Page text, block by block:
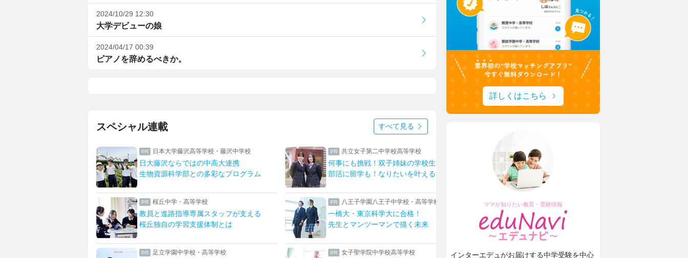
2024/10/29 12:30
大学デビューの娘
2024/04/17 00:39
ピアノを辞めるべきか。
スペシャル連載 すべて見る
共立女子第二中学校高等学校
何事にも挑戦！双子姉妹の学校生活
部活に留学も！なりたいを叶える学校
八王子学園八王子中学校・高等学校
一橋大・東京科学大に合格！
先生とマンツーマンで描く未来
女子聖学院中学校高等学校
上野学園中学校・高等学校
ハープやフルート！ひとり一つの楽器
上野ならではのフィールドワーク
瀧野川女子学園中学高等学校
生成AIを“アシスタント”に
発想を形にする授業でキャリア教育
日本大学豊山女子中学校・高等学校
東京家政大学附属女子中学校高等学校
新校長に就任！未来の展望について取材
城西大学附属城西中学・高等学校
1分1秒を無駄にしない！
城西生「文武両道の時間活用術」
安田学園中学校・高等学校
詳しくはこちら
ママが知りたい教育・受験情報
インターエデュがお届けする中学受験を中心